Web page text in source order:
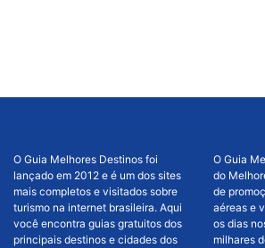
O Guia Melhores Destinos foi
lançado em 2012 e é um dos sites
mais completos e visitados sobre
turismo na internet brasileira. Aqui
você encontra guias gratuitos dos
principais destinos e cidades dos
O Guia
do
de
aéreas e
os dias
milhares